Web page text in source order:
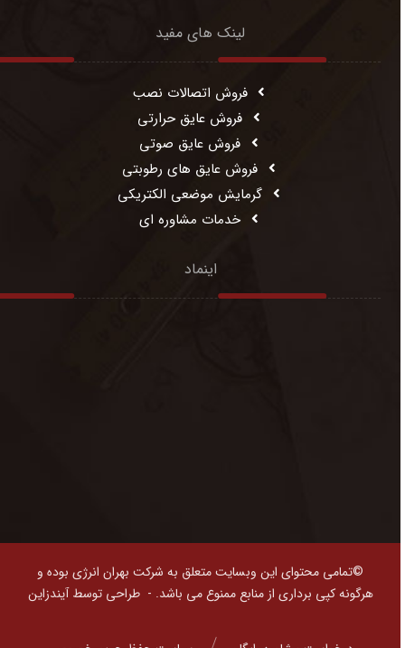
لینک های مفید
فروش اتصالات نصب
فروش عایق حرارتی
فروش عایق صوتی
فروش عایق های رطوبتی
گرمایش موضعی الکتریکی
خدمات مشاوره ای
اینماد
©تمامی محتوای این وبسایت متعلق به شرکت بهران انرژی بوده و
هرگونه کپی برداری از منابع ممنوع می باشد. -طراحی توسط آیندزاین